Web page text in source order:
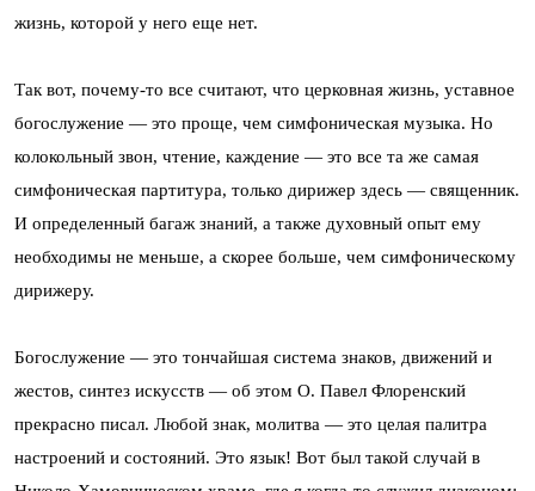
жизнь, которой у него еще нет.
Так вот, почему-то все считают, что церковная жизнь, уставное
богослужение — это проще, чем симфоническая музыка. Но
колокольный звон, чтение, каждение — это все та же самая
симфоническая партитура, только дирижер здесь — священник.
И определенный багаж знаний, а также духовный опыт ему
необходимы не меньше, а скорее больше, чем симфоническому
дирижеру.
Богослужение — это тончайшая система знаков, движений и
жестов, синтез искусств — об этом О. Павел Флоренский
прекрасно писал. Любой знак, молитва — это целая палитра
настроений и состояний. Это язык! Вот был такой случай в